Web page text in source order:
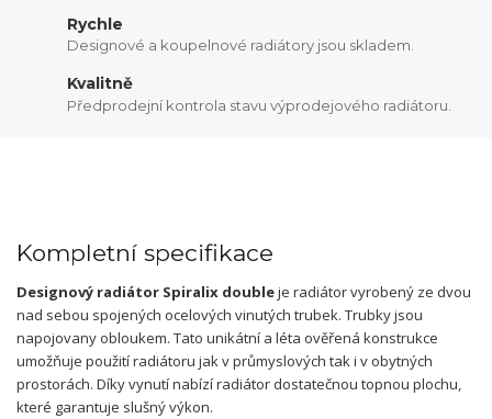
Rychle
Designové a koupelnové radiátory jsou skladem.
Kvalitně
Předprodejní kontrola stavu výprodejového radiátoru.
Kompletní specifikace
Designový radiátor Spiralix doubleje radiátor vyrobený ze dvou
nad sebou spojených ocelových vinutých trubek. Trubky jsou
napojovany obloukem. Tato unikátní a léta ověřená konstrukce
umožňuje použití radiátoru jak v průmyslových tak i v obytných
prostorách. Díky vynutí nabízí radiátor dostatečnou topnou plochu,
které garantuje slušný výkon.